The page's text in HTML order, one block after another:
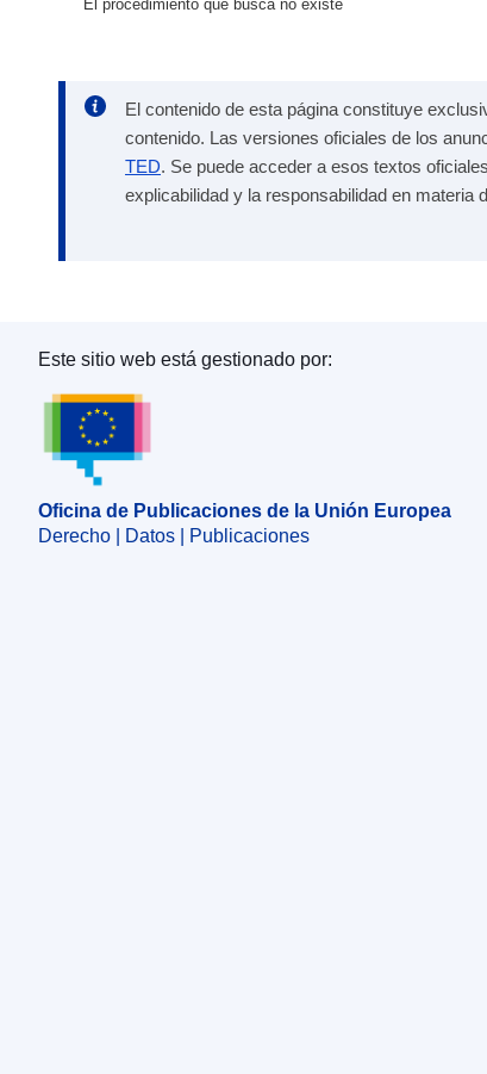
El procedimiento que busca no existe
El contenido de esta página constituye
contenido. Las versiones oficiales de los
TED. Se puede acceder a esos textos
explicabilidad y la responsabilidad en materia
Oficina de Publicaciones de la Unión
Este sitio web está gestionado por:
Oficina de Publicaciones de la Unión Europea
Derecho | Datos | Publicaciones